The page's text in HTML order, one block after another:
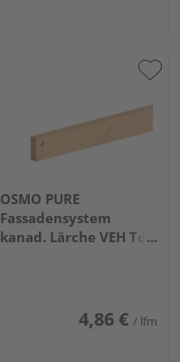
OSMO PURE
Fassadensystem
kanad. Lärche VEH Top
4,86 € / lfm